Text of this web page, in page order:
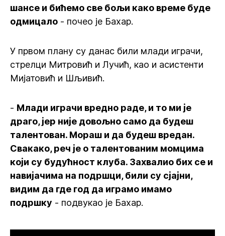
шансе и бићемо све бољи како време буде
одмицало - почео је Бахар.
У првом плану су данас били млади играчи,
стрелци Митровић и Лучић, као и асистенти
Мијатовић и Шљивић.
- Млади играчи вредно раде, и то ми је
драго, јер није довољно само да будеш
талентован. Мораш и да будеш вредан.
Свакако, реч је о талентованим момцима
који су будућност клуба. Захвалио бих се и
навијачима на подршци, били су сјајни,
видим да где год да играмо имамо
подршку - подвукао је Бахар.